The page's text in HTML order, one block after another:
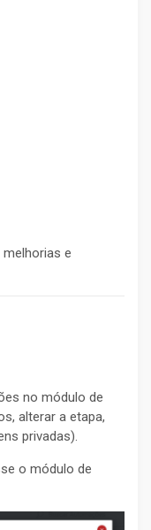
e
no módulo de
alterar a etapa,
privadas).
o módulo de